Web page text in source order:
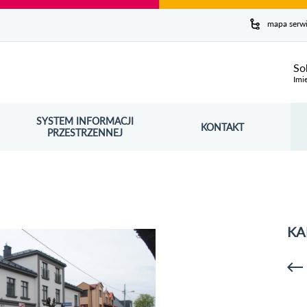
mapa
SYSTEM INFORMACJI
PRZESTRZENNEJ
OTWORZY SIĘ W NOWYM OKNIE KONTAKT